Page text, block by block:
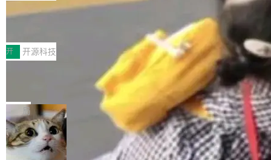
ENT，实现零拷贝传输性能提升30%、非零拷贝
传输性能最高提升5倍。UCL-MPComm底层基
于自研UCL-Engine通信引擎，后续腾讯网平将
持续开源更多基于UCL-Engine的高性能通信组
件。 腾讯网平团队在UCL-MPComm中实现了一
个独立于业务线程的全局通信引擎（Engine），
开源 AI 编程平台 CoStrict 应用”凭借卓越的技术
创新与落地成效成功入选。 全链路私有化部署，
助力企业AI研发安全落地 当前，越来越多企业已
经开始引入 AI Coding 工具，通过调用公有云模
型或企业内部部署模型提升研发效率。但随着 AI
Coding 从个人辅助工具逐步走向团队级、组织
级应用，企业在规模化落地过程中，对安全性、
可控性和代码质量提出了更高要求。 首先是数据
安全与合规要求。对于大多数普通研发场景，公
有云模型能够满足快速试用和效率提升的需求。
但对于金融、能源、医疗等对数据安全要求较...
深信服AI算力网关入选工信部人工智能
前不久，工业和信息化部正式发布《2025年人工
智能应用典型案例名单》，集中展示人工智能在
各领域的应用成果，覆盖技术底座、行业赋能、
产品应用、支撑保障、专题等五大方向。深信服
AI算力网关（AI创新平台）成功入选！ 随着各行
各业的Agent走向规模化建设，算力构成形态逐
渐丰富，用户关注的重点也在发生变化：不只是
让AI用起来，还要进一步看清混合算力时代下，
Token花在哪里、算力是否被充分利用，以及持
开 开源科技
Jeff Dean 离开 Google：一个时代的结
束，一个实验室的开始
Google 员工编号 20。MapReduce 作者之一。
Bigtable 作者之一。TensorFlow 的作者之一。
Gemini 的架构师。Google 首席科学家。 Jeff D
ean 在 Google 工作了 27 年后，宣布离职。 他
不是一个人走。一同离开的还有 Sanjay Ghema
局
🔥 SolonCode v2026.8.4 发布：界面
字体可调、22 种语言、记忆搜索增强
打开终端就能上岗的全中文编码智能体，这一轮